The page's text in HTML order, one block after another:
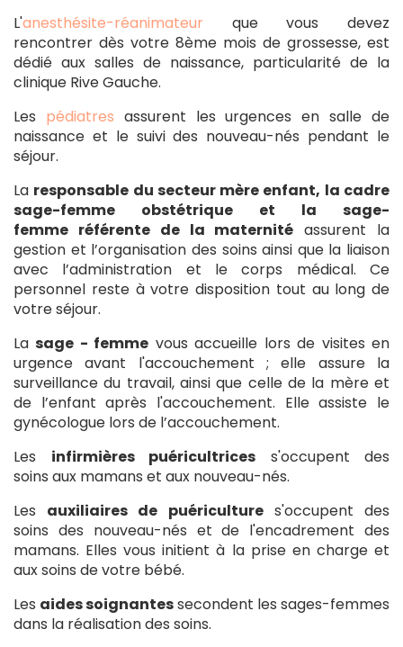
L'anesthésite-réanimateur que vous devez
rencontrer dès votre 8ème mois de grossesse, est
dédié aux salles de naissance, particularité de la
clinique Rive Gauche.
Les pédiatres assurent les urgences en salle de
naissance et le suivi des nouveau-nés pendant le
séjour.
La responsable du secteur mère enfant, la cadre
sage-femme obstétrique et la sage-
femme référente de la maternité assurent la
gestion et l’organisation des soins ainsi que la liaison
avec l’administration et le corps médical. Ce
personnel reste à votre disposition tout au long de
votre séjour.
Lasage - femme vous accueille lors de visites en
urgence avant l'accouchement ; elle assure la
surveillance du travail, ainsi que celle de la mère et
de l’enfant après l'accouchement. Elle assiste le
gynécologue lors de l’accouchement.
Les infirmières puéricultrices s'occupent des
soins aux mamans et aux nouveau-nés.
Les auxiliaires de puéricultures'occupent des
soins des nouveau-nés et de l'encadrement des
mamans. Elles vous initient à la prise en charge et
aux soins de votre bébé.
Les aides soignantessecondent les sages-femmes
dans la réalisation des soins.